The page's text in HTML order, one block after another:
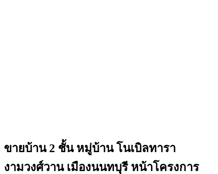
ขายบ้าน 2 ชั้น หมู่บ้าน โนเบิลทารา
งามวงศ์วาน เมืองนนทบุรี หน้าโครงการ